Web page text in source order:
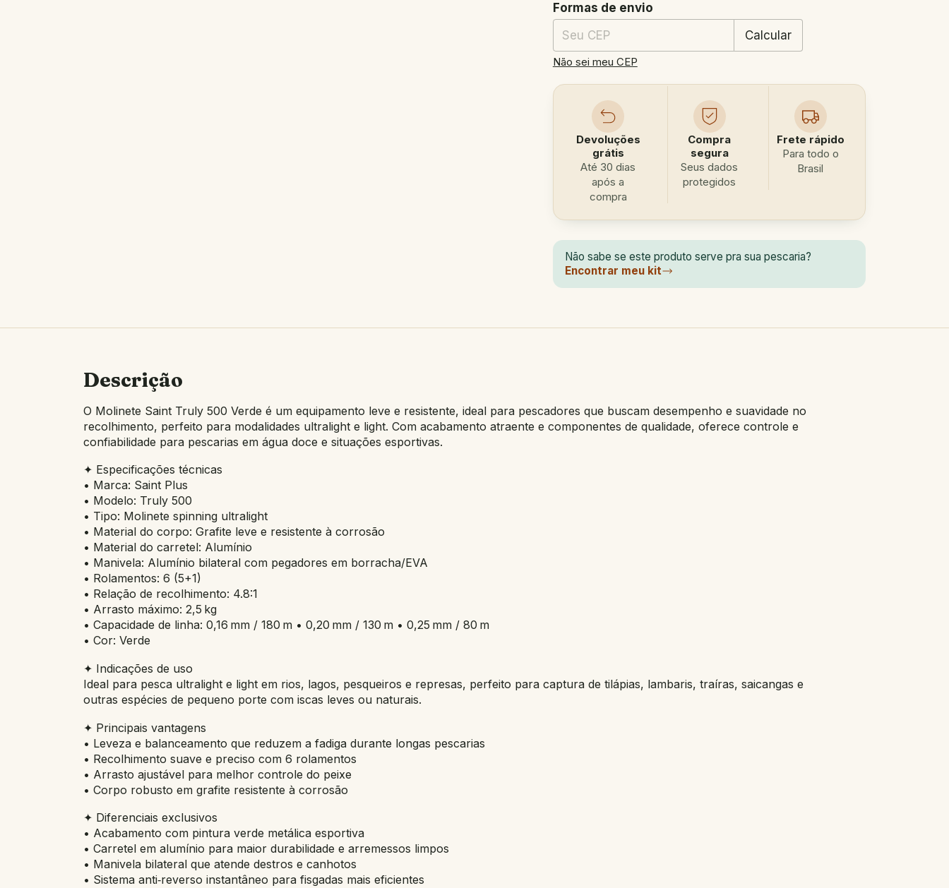
Entregas para o CEP:
Formas de envio
Calcular
Não sei meu CEP
Devoluções
grátis
Até 30 dias
após a
compra
Compra
segura
Seus dados
protegidos
Frete rápido
Para todo o
Brasil
Não sabe se este produto serve pra sua pescaria?
Encontrar meu kit
Descrição
O Molinete Saint Truly 500 Verde é um equipamento leve e resistente, ideal para pescadores que buscam desempenho e suavidade no
recolhimento, perfeito para modalidades ultralight e light. Com acabamento atraente e componentes de qualidade, oferece controle e
confiabilidade para pescarias em água doce e situações esportivas.
✦ Especificações técnicas
• Marca: Saint Plus
• Modelo: Truly 500
• Tipo: Molinete spinning ultralight
• Material do corpo: Grafite leve e resistente à corrosão
• Material do carretel: Alumínio
• Manivela: Alumínio bilateral com pegadores em borracha/EVA
• Rolamentos: 6 (5+1)
• Relação de recolhimento: 4.8:1
• Arrasto máximo: 2,5 kg
• Capacidade de linha: 0,16 mm / 180 m • 0,20 mm / 130 m • 0,25 mm / 80 m
• Cor: Verde
✦ Indicações de uso
Ideal para pesca ultralight e light em rios, lagos, pesqueiros e represas, perfeito para captura de tilápias, lambaris, traíras, saicangas e
outras espécies de pequeno porte com iscas leves ou naturais.
✦ Principais vantagens
• Leveza e balanceamento que reduzem a fadiga durante longas pescarias
• Recolhimento suave e preciso com 6 rolamentos
• Arrasto ajustável para melhor controle do peixe
• Corpo robusto em grafite resistente à corrosão
✦ Diferenciais exclusivos
• Acabamento com pintura verde metálica esportiva
• Carretel em alumínio para maior durabilidade e arremessos limpos
• Manivela bilateral que atende destros e canhotos
• Sistema anti‑reverso instantâneo para fisgadas mais eficientes